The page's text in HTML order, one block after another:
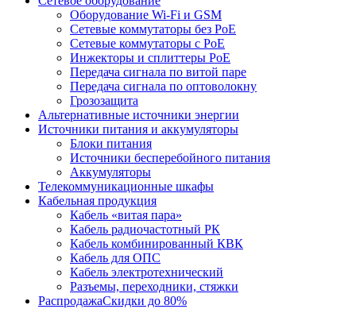
Оборудование Wi-Fi и GSM
Сетевые коммутаторы без PoE
Сетевые коммутаторы с PoE
Инжекторы и сплиттеры PoE
Передача сигнала по витой паре
Передача сигнала по оптоволокну
Грозозащита
Альтернативные источники энергии
Источники питания и аккумуляторы
Блоки питания
Источники бесперебойного питания
Аккумуляторы
Телекоммуникационные шкафы
Кабельная продукция
Кабель «витая пара»
Кабель радиочастотный РК
Кабель комбинированный КВК
Кабель для ОПС
Кабель электротехнический
Разъемы, переходники, стяжки
РаспродажаСкидки до 80%